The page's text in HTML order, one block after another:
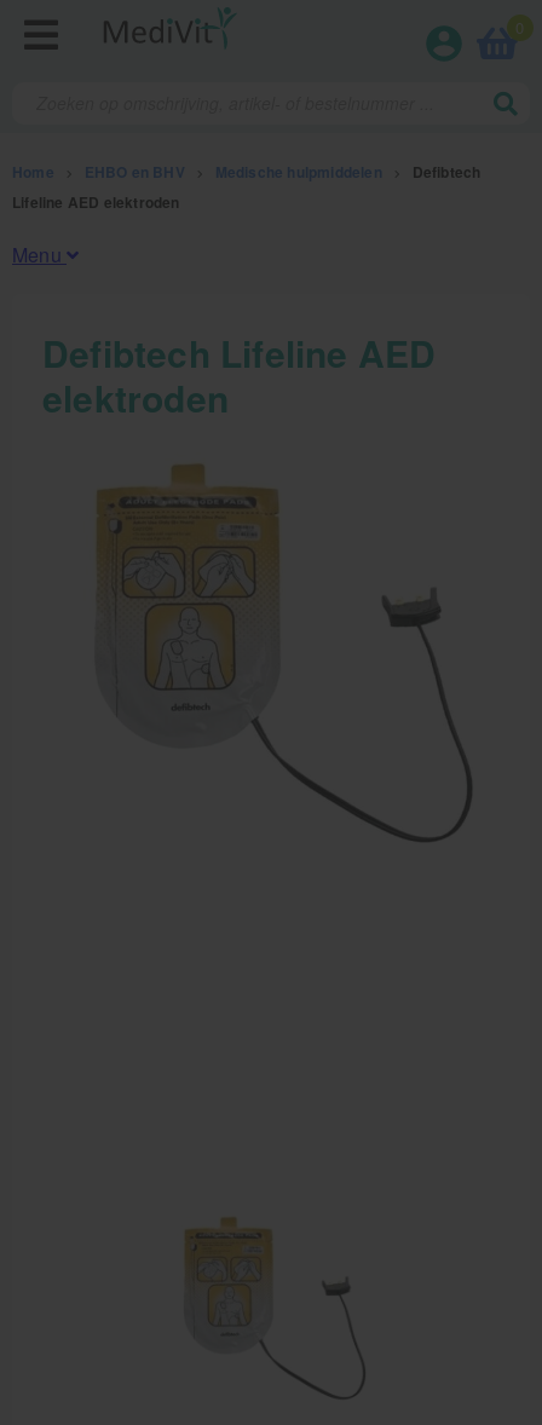
0
Home EHBO en BHV Medische hulpmiddelen
Defibtech
Lifeline AED elektroden
Menu
Fysiotherapieproducten
Verbruiksmaterialen
Massagetafels
EHBO en BHV
Defibtech Lifeline AED
elektroden